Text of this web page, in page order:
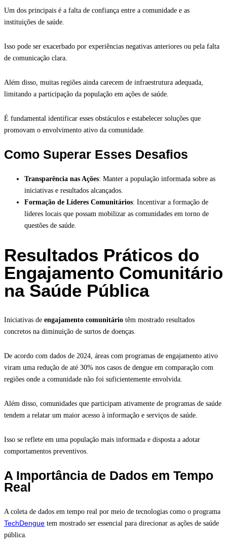
Um dos principais é a falta de confiança entre a comunidade e as
instituições de saúde.
Isso pode ser exacerbado por experiências negativas anteriores ou pela falta
de comunicação clara.
Além disso, muitas regiões ainda carecem de infraestrutura adequada,
limitando a participação da população em ações de saúde.
É fundamental identificar esses obstáculos e estabelecer soluções que
promovam o envolvimento ativo da comunidade.
Como Superar Esses Desafios
Transparência nas Ações: Manter a população informada sobre as
iniciativas e resultados alcançados.
Formação de Líderes Comunitários: Incentivar a formação de
líderes locais que possam mobilizar as comunidades em torno de
questões de saúde.
Resultados Práticos do
Engajamento Comunitário
na Saúde Pública
Iniciativas de engajamento comunitário têm mostrado resultados
concretos na diminuição de surtos de doenças.
De acordo com dados de 2024, áreas com programas de engajamento ativo
viram uma redução de até 30% nos casos de dengue em comparação com
regiões onde a comunidade não foi suficientemente envolvida.
Além disso, comunidades que participam ativamente de programas de saúde
tendem a relatar um maior acesso à informação e serviços de saúde.
Isso se reflete em uma população mais informada e disposta a adotar
comportamentos preventivos.
A Importância de Dados em Tempo
Real
A coleta de dados em tempo real por meio de tecnologias como o programa
TechDengue tem mostrado ser essencial para direcionar as ações de saúde
pública.